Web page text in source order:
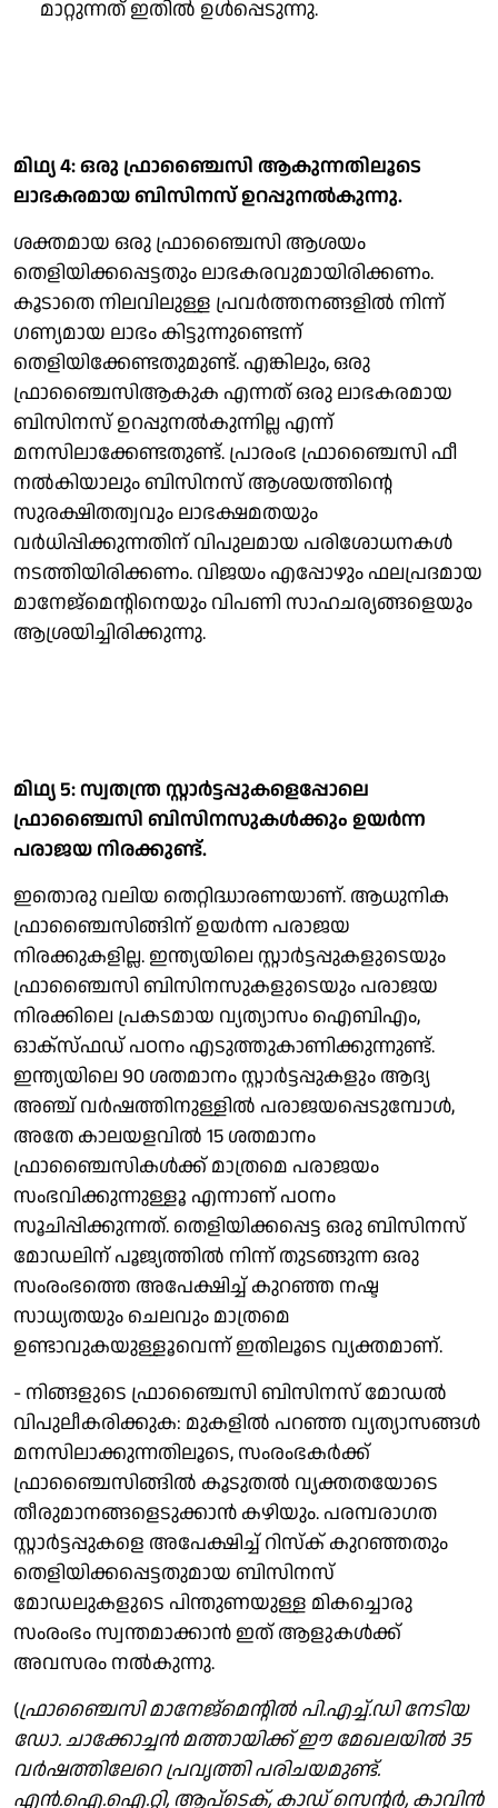
മാറ്റുന്നത് ഇതില്‍ ഉള്‍പ്പെടുന്നു.
മിഥ്യ 4: ഒരു ഫ്രാഞ്ചൈസി ആകുന്നതിലൂടെ
ലാഭകരമായ ബിസിനസ് ഉറപ്പുനല്‍കുന്നു.
ശക്തമായ ഒരു ഫ്രാഞ്ചൈസി ആശയം
തെളിയിക്കപ്പെട്ടതും ലാഭകരവുമായിരിക്കണം.
കൂടാതെ നിലവിലുള്ള പ്രവര്‍ത്തനങ്ങളില്‍ നിന്ന്
ഗണ്യമായ ലാഭം കിട്ടുന്നുണ്ടെന്ന്
തെളിയിക്കേണ്ടതുമുണ്ട്. എങ്കിലും, ഒരു
ഫ്രാഞ്ചൈസിആകുക എന്നത് ഒരു ലാഭകരമായ
ബിസിനസ് ഉറപ്പുനല്‍കുന്നില്ല എന്ന്
മനസിലാക്കേണ്ടതുണ്ട്. പ്രാരംഭ ഫ്രാഞ്ചൈസി ഫീ
നല്‍കിയാലും ബിസിനസ് ആശയത്തിന്റെ
സുരക്ഷിതത്വവും ലാഭക്ഷമതയും
വര്‍ധിപ്പിക്കുന്നതിന് വിപുലമായ പരിശോധനകള്‍
നടത്തിയിരിക്കണം. വിജയം എപ്പോഴും ഫലപ്രദമായ
മാനേജ്‌മെന്റിനെയും വിപണി സാഹചര്യങ്ങളെയും
ആശ്രയിച്ചിരിക്കുന്നു.
മിഥ്യ 5: സ്വതന്ത്ര സ്റ്റാര്‍ട്ടപ്പുകളെപ്പോലെ
ഫ്രാഞ്ചൈസി ബിസിനസുകള്‍ക്കും ഉയര്‍ന്ന
പരാജയ നിരക്കുണ്ട്.
ഇതൊരു വലിയ തെറ്റിദ്ധാരണയാണ്. ആധുനിക
ഫ്രാഞ്ചൈസിങ്ങിന് ഉയര്‍ന്ന പരാജയ
നിരക്കുകളില്ല. ഇന്ത്യയിലെ സ്റ്റാര്‍ട്ടപ്പുകളുടെയും
ഫ്രാഞ്ചൈസി ബിസിനസുകളുടെയും പരാജയ
നിരക്കിലെ പ്രകടമായ വ്യത്യാസം ഐബിഎം,
ഓക്സ്ഫഡ് പഠനം എടുത്തുകാണിക്കുന്നുണ്ട്.
ഇന്ത്യയിലെ 90 ശതമാനം സ്റ്റാര്‍ട്ടപ്പുകളും ആദ്യ
അഞ്ച് വര്‍ഷത്തിനുള്ളില്‍ പരാജയപ്പെടുമ്പോള്‍,
അതേ കാലയളവില്‍ 15 ശതമാനം
ഫ്രാഞ്ചൈസികള്‍ക്ക് മാത്രമെ പരാജയം
സംഭവിക്കുന്നുള്ളൂ എന്നാണ് പഠനം
സൂചിപ്പിക്കുന്നത്. തെളിയിക്കപ്പെട്ട ഒരു ബിസിനസ്
മോഡലിന് പൂജ്യത്തില്‍ നിന്ന് തുടങ്ങുന്ന ഒരു
സംരംഭത്തെ അപേക്ഷിച്ച് കുറഞ്ഞ നഷ്ട
സാധ്യതയും ചെലവും മാത്രമെ
ഉണ്ടാവുകയുള്ളൂവെന്ന് ഇതിലൂടെ വ്യക്തമാണ്.
- നിങ്ങളുടെ ഫ്രാഞ്ചൈസി ബിസിനസ് മോഡല്‍
വിപുലീകരിക്കുക: മുകളില്‍ പറഞ്ഞ വ്യത്യാസങ്ങള്‍
മനസിലാക്കുന്നതിലൂടെ, സംരംഭകര്‍ക്ക്
ഫ്രാഞ്ചൈസിങ്ങില്‍ കൂടുതല്‍ വ്യക്തതയോടെ
തീരുമാനങ്ങളെടുക്കാന്‍ കഴിയും. പരമ്പരാഗത
സ്റ്റാര്‍ട്ടപ്പുകളെ അപേക്ഷിച്ച് റിസ്‌ക് കുറഞ്ഞതും
തെളിയിക്കപ്പെട്ടതുമായ ബിസിനസ്
മോഡലുകളുടെ പിന്തുണയുള്ള മികച്ചൊരു
സംരംഭം സ്വന്തമാക്കാന്‍ ഇത് ആളുകള്‍ക്ക്
അവസരം നല്‍കുന്നു.
(ഫ്രാഞ്ചൈസി മാനേജ്‌മെന്റില്‍ പി.എച്ച്.ഡി നേടിയ
ഡോ. ചാക്കോച്ചന്‍ മത്തായിക്ക് ഈ മേഖലയിൽ 35
വര്‍ഷത്തിലേറെ പ്രവൃത്തി പരിചയമുണ്ട്.
എന്‍.ഐ.ഐ.റ്റി, ആപ്ടെക്, കാഡ് സെന്റര്‍, കാവിന്‍